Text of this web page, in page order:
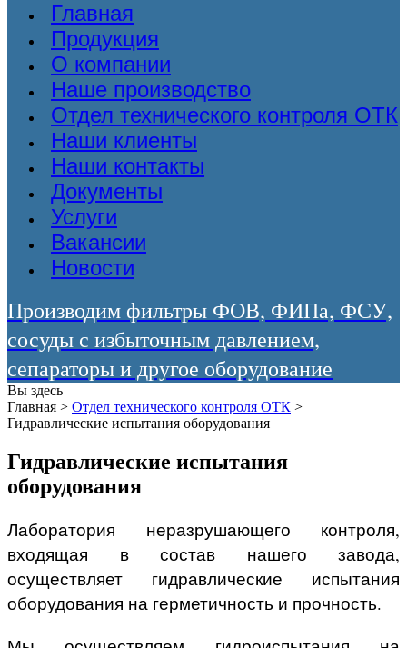
Главная
Продукция
О компании
Наше производство
Отдел технического контроля ОТК
Наши клиенты
Наши контакты
Документы
Услуги
Вакансии
Новости
Производим фильтры ФОВ, ФИПа, ФСУ,
сосуды с избыточным давлением,
сепараторы и другое оборудование
Вы здесь
Главная > Отдел технического контроля ОТК >
Гидравлические испытания оборудования
Гидравлические испытания
оборудования
Лаборатория неразрушающего контроля,
входящая в состав нашего завода,
осуществляет гидравлические испытания
оборудования на герметичность и прочность.